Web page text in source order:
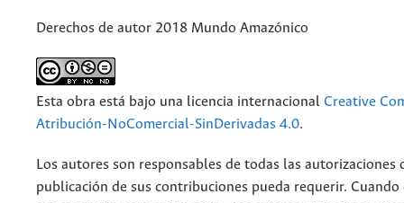
Derechos de autor 2018 Mundo Amazónico
Esta obra está bajo una licencia internacional Creative
Atribución-NoComercial-SinDerivadas 4.0.
Los autores son responsables de todas las autorizaciones
publicación de sus contribuciones pueda requerir.